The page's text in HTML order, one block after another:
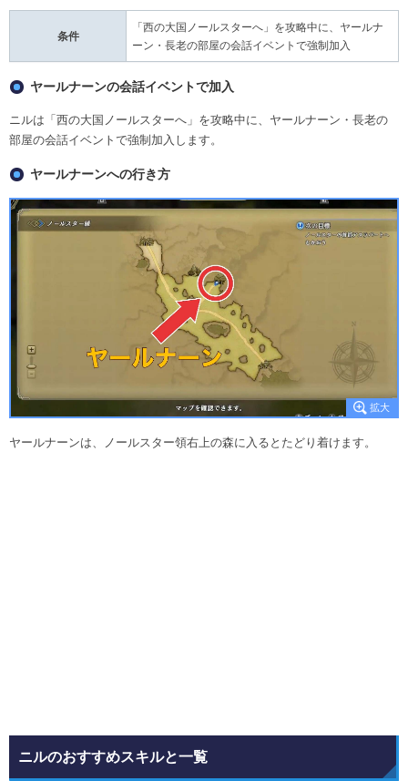
条件
「西の大国ノールスターへ」を攻略中に、ヤールナ
ーン・長老の部屋の会話イベントで強制加入
ヤールナーンの会話イベントで加入
ニルは「西の大国ノールスターへ」を攻略中に、ヤールナーン・長老の
部屋の会話イベントで強制加入します。
ヤールナーンへの行き方
ヤールナーンは、ノールスター領右上の森に入るとたどり着けます。
ニルのおすすめスキルと一覧